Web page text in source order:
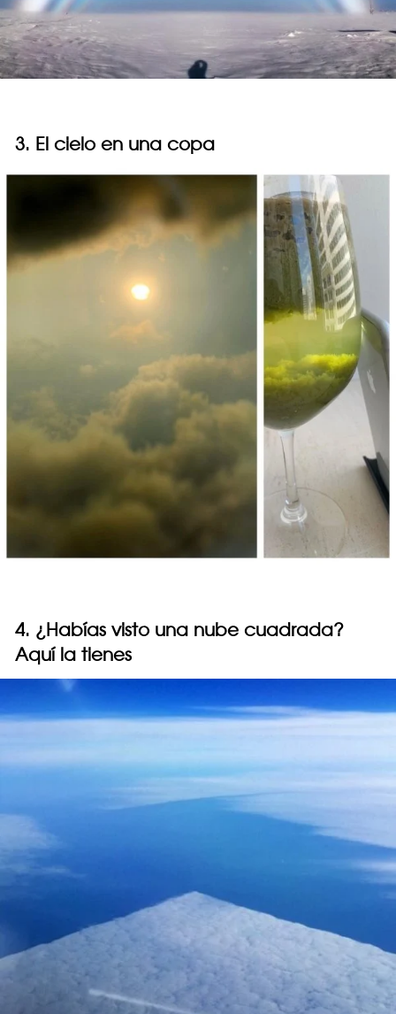
3. El cielo en una copa
4. ¿Habías visto una nube cuadrada?
Aquí la tienes